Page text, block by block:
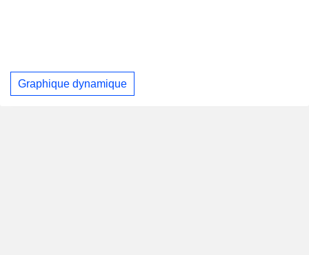
Graphique dynamique